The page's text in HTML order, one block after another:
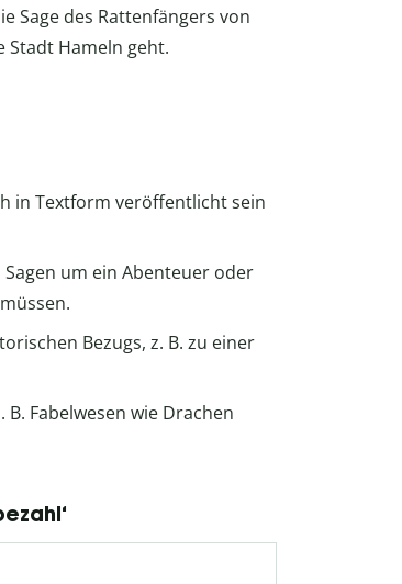
Sage des Rattenfängers von
Stadt Hameln geht.
in Textform veröffentlicht sein
Sagen um ein Abenteuer oder
Bezugs, z. B. zu einer
B. Fabelwesen wie Drachen